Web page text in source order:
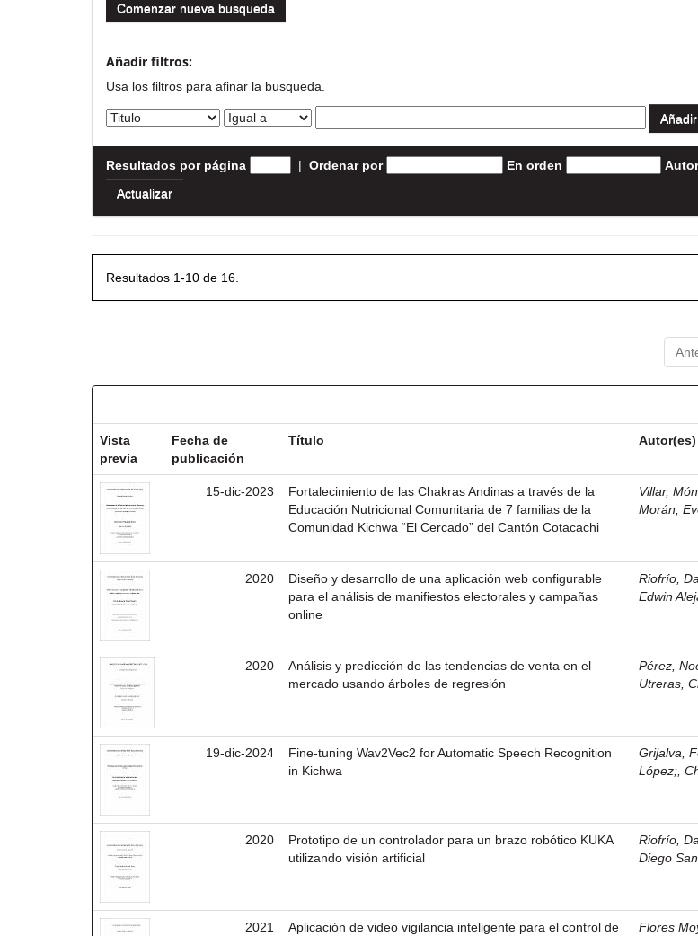
Comenzar nueva busqueda
Añadir filtros:
Usa los filtros para afinar la busqueda.
Resultados por página | Ordenar por En orden
Resultados 1-10 de 16.
Vista
previa
Fecha de
publicación
Título Autor(es)
15-dic-2023
Fortalecimiento de las Chakras Andinas a través de la
Educación Nutricional Comunitaria de 7 familias de la
Comunidad Kichwa “El Cercado” del Cantón Cotacachi
Villar,
Morán,
2020
Diseño y desarrollo de una aplicación web configurable
para el análisis de manifiestos electorales y campañas
online
Riofrío,
Edwin
2020
Análisis y predicción de las tendencias de venta en el
mercado usando árboles de regresión
Pérez,
Utreras,
19-dic-2024
Fine-tuning Wav2Vec2 for Automatic Speech Recognition
in Kichwa
Grijalva,
López;,
2020
Prototipo de un controlador para un brazo robótico KUKA
utilizando visión artificial
Riofrío,
Diego
2021
Aplicación de video vigilancia inteligente para el control de
Flores